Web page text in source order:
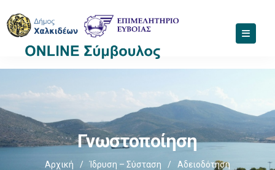
Γνωστοποίηση
Αρχική / Ίδρυση – Σύσταση /
Αδειοδότηση